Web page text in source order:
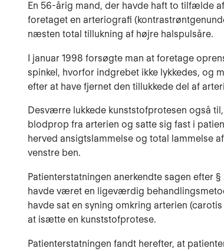
En 56-årig mand, der havde haft to tilfælde
foreta­get en arteriografi
næsten total tillukning af højre halspulsåre.
I januar 1998 forsøgte man at foretage
spinkel, hvorfor indgrebet ikke lykkedes, og
efter at have fjer­net den tillukkede del af
Desværre lukkede kunststofprotesen også
blodprop fra arterien og satte sig fast i
herved ansigtslam­melse og total lammelse
venstre ben.
Patienterstatningen anerkendte sagen efter
havde været en ligeværdig
havde sat en sy­ning omkring arterien
at isætte en kunst­stofprotese.
Patienterstatningen fandt herefter, at